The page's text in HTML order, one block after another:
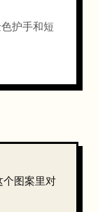
护手和短
个图案里对